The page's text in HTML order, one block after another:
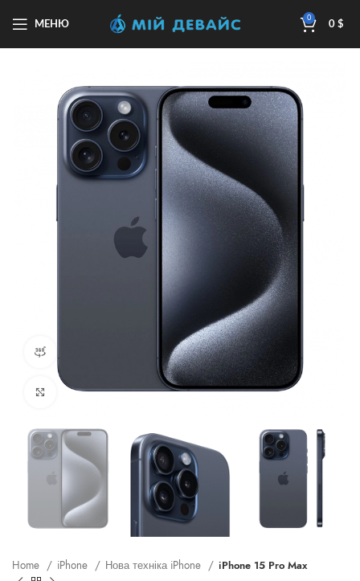
МЕНЮ
0
0 $
Перегляд продукту 360
Клацніть, щоб збільшити
Home iPhone Нова техніка iPhone iPhone 15 Pro Max